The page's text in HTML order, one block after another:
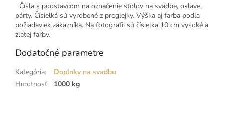
Čísla s podstavcom na označenie stolov na svadbe, oslave,
párty. Čísielká sú vyrobené z preglejky. Výška aj farba podľa
požiadaviek zákazníka. Na fotografii sú čísielka 10 cm vysoké a
zlatej farby.
Dodatočné parametre
Kategória:
Doplnky na svadbu
Hmotnosť: 1000 kg
Z